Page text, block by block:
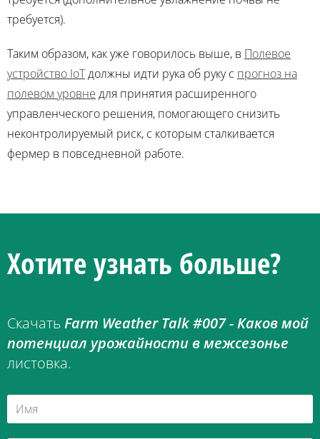
требуется).
Таким образом, как уже говорилось выше, в Полевое
устройство IoTдолжны идти рука об руку с прогноз на
полевом уровне для принятия расширенного
управленческого решения, помогающего снизить
неконтролируемый риск, с которым сталкивается
фермер в повседневной работе.
Хотите узнать больше?
СкачатьFarm Weather Talk #007 - Каков мой
потенциал урожайности в межсезонье
листовка.